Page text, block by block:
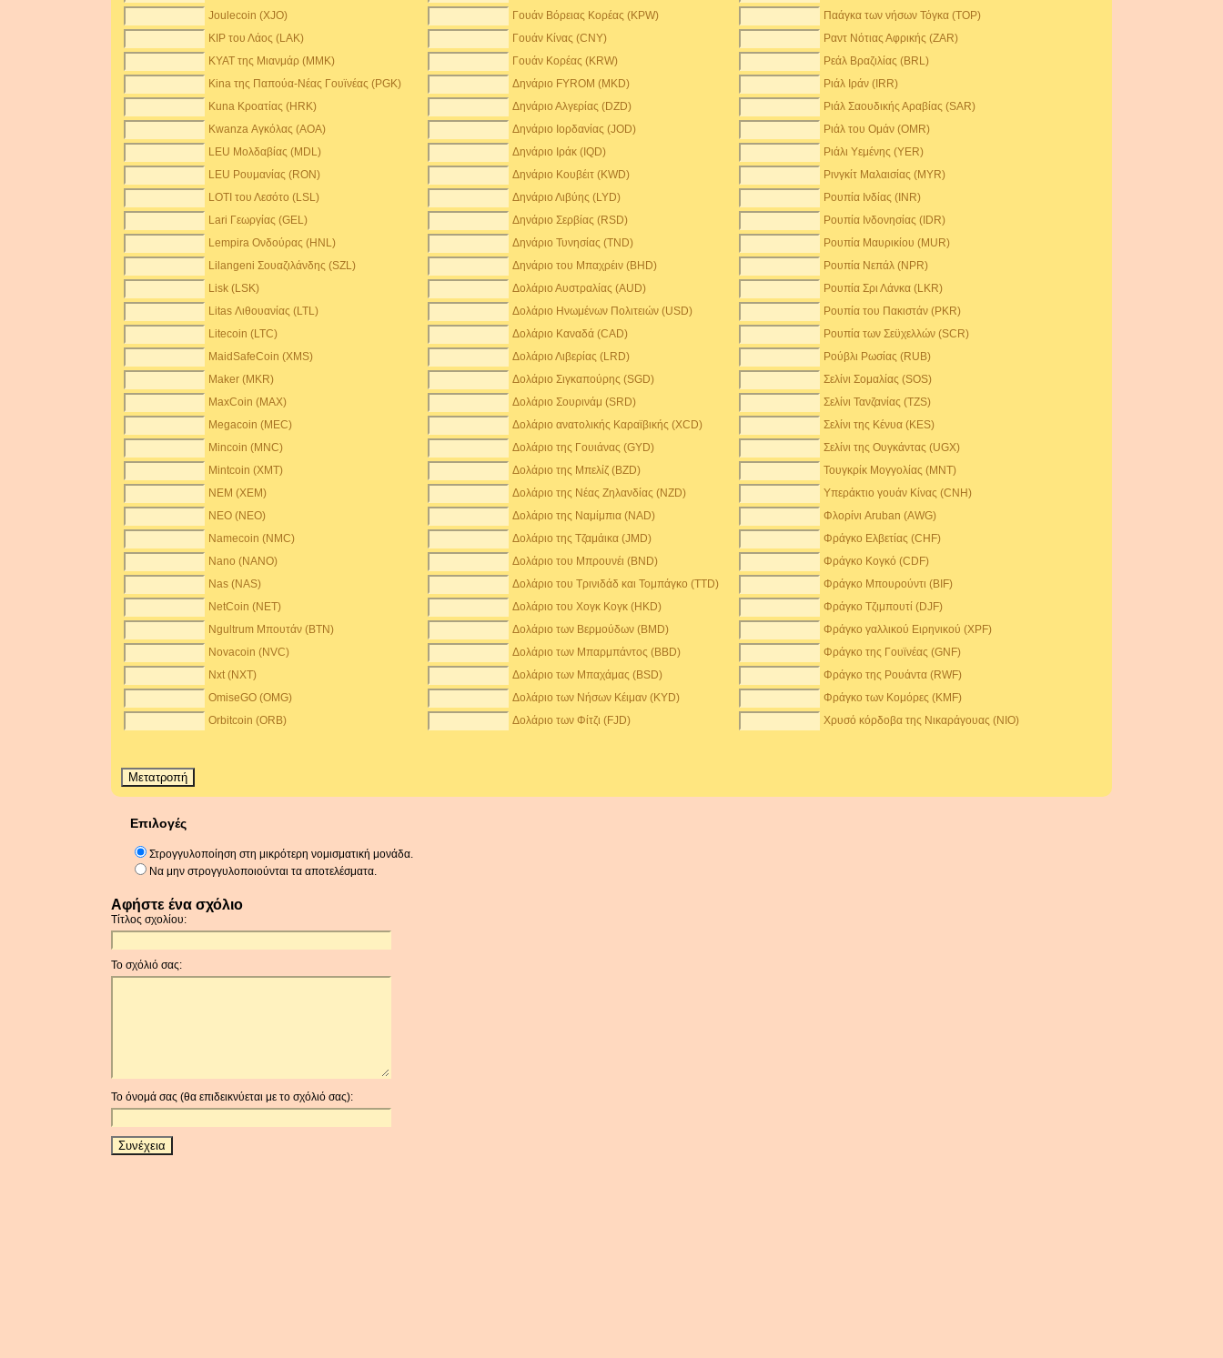
Joulecoin (XJO)
Γουάν Βόρειας Κορέας (KPW)
Παάγκα των νήσων Τόγκα (TOP)
KIP του Λάος (LAK)
Γουάν Κίνας (CNY)
Ραντ Νότιας Αφρικής (ZAR)
KYAT της Μιανμάρ (MMK)
Γουάν Κορέας (KRW)
Ρεάλ Βραζιλίας (BRL)
Kina της Παπούα-Νέας Γουϊνέας (PGK)
Δηνάριο FYROM (MKD)
Ριάλ Ιράν (IRR)
Kuna Κροατίας (HRK)
Δηνάριο Αλγερίας (DZD)
Ριάλ Σαουδικής Αραβίας (SAR)
Kwanza Αγκόλας (AOA)
Δηνάριο Ιορδανίας (JOD)
Ριάλ του Ομάν (OMR)
LEU Μολδαβίας (MDL)
Δηνάριο Ιράκ (IQD)
Ριάλι Υεμένης (YER)
LEU Ρουμανίας (RON)
Δηνάριο Κουβέιτ (KWD)
Ρινγκίτ Μαλαισίας (MYR)
LOTI του Λεσότο (LSL)
Δηνάριο Λιβύης (LYD)
Ρουπία Ινδίας (INR)
Lari Γεωργίας (GEL)
Δηνάριο Σερβίας (RSD)
Ρουπία Ινδονησίας (IDR)
Lempira Ονδούρας (HNL)
Δηνάριο Τυνησίας (TND)
Ρουπία Μαυρικίου (MUR)
Lilangeni Σουαζιλάνδης (SZL)
Δηνάριο του Μπαχρέιν (BHD)
Ρουπία Νεπάλ (NPR)
Lisk (LSK)
Δολάριο Αυστραλίας (AUD)
Ρουπία Σρι Λάνκα (LKR)
Litas Λιθουανίας (LTL)
Δολάριο Ηνωμένων Πολιτειών (USD)
Ρουπία του Πακιστάν (PKR)
Litecoin (LTC)
Δολάριο Καναδά (CAD)
Ρουπία των Σεϋχελλών (SCR)
MaidSafeCoin (XMS)
Δολάριο Λιβερίας (LRD)
Ρούβλι Ρωσίας (RUB)
Maker (MKR)
Δολάριο Σιγκαπούρης (SGD)
Σελίνι Σομαλίας (SOS)
MaxCoin (MAX)
Δολάριο Σουρινάμ (SRD)
Σελίνι Τανζανίας (TZS)
Megacoin (MEC)
Δολάριο ανατολικής Καραϊβικής (XCD)
Σελίνι της Κένυα (KES)
Mincoin (MNC)
Δολάριο της Γουιάνας (GYD)
Σελίνι της Ουγκάντας (UGX)
Mintcoin (XMT)
Δολάριο της Μπελίζ (BZD)
Τουγκρίκ Μογγολίας (MNT)
NEM (XEM)
Δολάριο της Νέας Ζηλανδίας (NZD)
Υπεράκτιο γουάν Κίνας (CNH)
NEO (NEO)
Δολάριο της Ναμίμπια (NAD)
Φλορίνι Aruban (AWG)
Namecoin (NMC)
Δολάριο της Τζαμάικα (JMD)
Φράγκο Ελβετίας (CHF)
Nano (NANO)
Δολάριο του Μπρουνέι (BND)
Φράγκο Κογκό (CDF)
Nas (NAS)
Δολάριο του Τρινιδάδ και Τομπάγκο (TTD)
Φράγκο Μπουρούντι (BIF)
NetCoin (NET)
Δολάριο του Χογκ Κογκ (HKD)
Φράγκο Τζιμπουτί (DJF)
Ngultrum Μπουτάν (BTN)
Δολάριο των Βερμούδων (BMD)
Φράγκο γαλλικού Ειρηνικού (XPF)
Novacoin (NVC)
Δολάριο των Μπαρμπάντος (BBD)
Φράγκο της Γουϊνέας (GNF)
Nxt (NXT)
Δολάριο των Μπαχάμας (BSD)
Φράγκο της Ρουάντα (RWF)
OmiseGO (OMG)
Δολάριο των Νήσων Κέιμαν (KYD)
Φράγκο των Κομόρες (KMF)
Orbitcoin (ORB)
Δολάριο των Φίτζι (FJD) Χρυσό κόρδοβα της Νικαράγουας (NIO)
Επιλογές
Στρογγυλοποίηση στη μικρότερη νομισματική μονάδα.
Να μην στρογγυλοποιούνται τα αποτελέσματα.
Αφήστε ένα σχόλιο
Τίτλος σχολίου:
Το σχόλιό σας:
Το όνομά σας (θα επιδεικνύεται με το σχόλιό σας):